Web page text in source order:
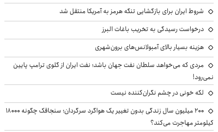
شروط ایران برای بازگشایی تنگه هرمز به آمریکا منتقل شد
درخواست رسیدگی به تخریب باغات البرز
هزینه بسیار بالای آمبولانس‌های برون‌شهری
مردی که می‌خواهد سلطان نفت جهان باشد؛ نفت ایران از گلوی ترامپ پایین
نمی‌رود!
لکه خونی در چشم نگران‌کننده نیست
۲۰۰ میلیون سال زندگی بدون تغییر یک هواگرد سرگردان؛ سنجاقک‌ چگونه ۱۸۰۰۰
کیلومتر مهاجرت می‌کند؟